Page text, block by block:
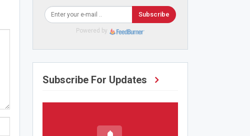
Subscribe
Powered by
Subscribe For Updates